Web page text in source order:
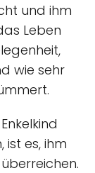
und ihm
Leben
wie sehr
ist es, ihm